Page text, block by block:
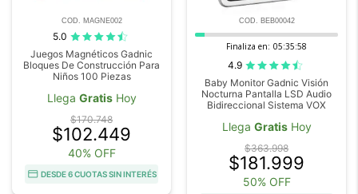
COD. MAGNE002
5.0
Juegos Magnéticos Gadnic
Bloques De Construcción Para
Niños 100 Piezas
Llega GratisHoy
$170.748
$102.449
40% OFF
DESDE 6 CUOTAS SIN INTERÉS
COD. BEB00042
Finaliza en: 05:35:57
4.9
Baby Monitor Gadnic Visión
Nocturna Pantalla LSD Audio
Bidireccional Sistema VOX
Llega GratisHoy
$363.998
$181.999
50% OFF